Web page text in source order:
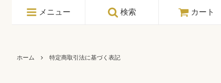
メニュー 検索 カート
ホーム 特定商取引法に基づく表記